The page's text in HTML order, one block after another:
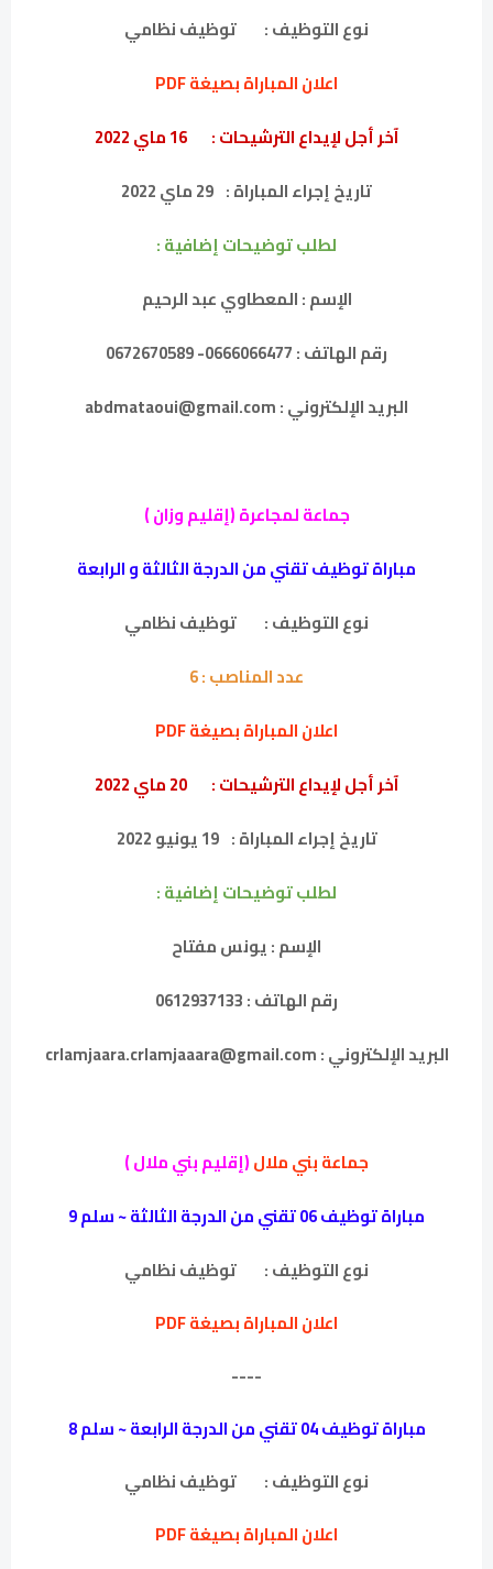
نوع التوظيف :
توظيف نظامي
اعلان المباراة بصيغة PDF
آخر أجل لإيداع الترشيحات :
16 ماي 2022
تاريخ إجراء المباراة : 29 ماي 2022
لطلب توضيحات إضافية :
الإسم : المعطاوي عبد الرحيم
رقم الهاتف : 0666066477- 0672670589
البريد الإلكتروني : abdmataoui@gmail.com
جماعة لمجاعرة (إقليم وزان )
مباراة توظيف تقني من الدرجة الثالثة و الرابعة
نوع التوظيف :
توظيف نظامي
عدد المناصب :6
اعلان المباراة بصيغة PDF
آخر أجل لإيداع الترشيحات :
20 ماي 2022
تاريخ إجراء المباراة : 19 يونيو 2022
لطلب توضيحات إضافية :
الإسم : يونس مفتاح
رقم الهاتف : 0612937133
البريد الإلكتروني : crlamjaara.crlamjaaara@gmail.com
جماعة بني ملال(إقليم بني ملال )
مباراة توظيف 06 تقني من الدرجة الثالثة ~ سلم 9
نوع التوظيف :
توظيف نظامي
اعلان المباراة بصيغة PDF
----
مباراة توظيف 04 تقني من الدرجة الرابعة ~ سلم 8
نوع التوظيف :
توظيف نظامي
اعلان المباراة بصيغة PDF